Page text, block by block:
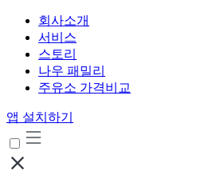
회사소개
서비스
스토리
나우 패밀리
주유소 가격비교
앱 설치하기